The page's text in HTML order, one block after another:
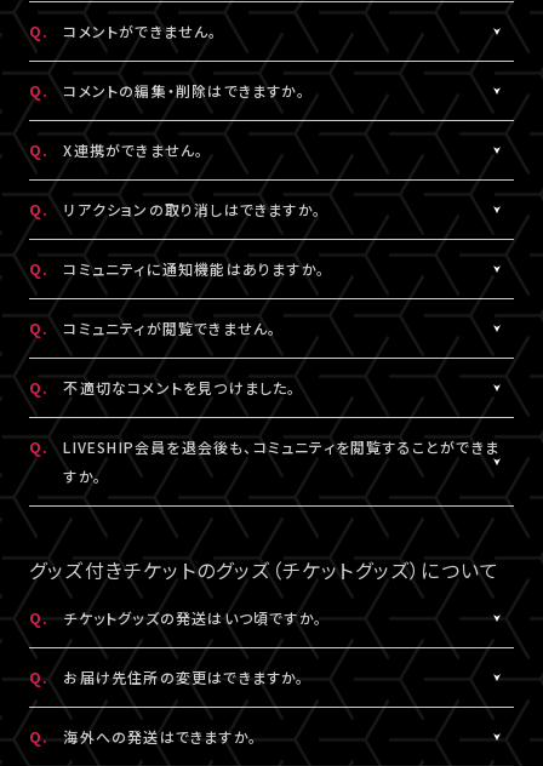
※ポイントを他人に譲渡したり、別のA!-IDでの保有ポイントと合
算してご使用いただく事はできません。
※正しくお支払いいただけなかった場合、付与したポイントを回収
させていただく場合がございます。
異なります。
また、コミュニティごと（配信ごと）に、コンテンツの内容や投稿頻
度などは異なります。予めご了承ください。
ンをすることができます。
また、他のユーザーのコメントに対してもリアクションをすること
ができます。
A.
コメントをするには、ニックネームの設定が必要です。
ニックネームは「マイページ」内「投稿設定」にて登録・変更が可能
です。
絵文字・機種依存文字等が含まれている場合は登録できませんの
でご注意ください。
なお、ユーザーがニックネームを変更した場合であっても、過去の
コメントのニックネームは変更されず、変更前のニックネームが表
示されます。
※ニックネームの登録・編集は配信視聴ページからも設定いただ
けます。
※チャット機能が設定されている配信では、コミュニティ機能とチ
ャット機能のニックネーム設定は連動されます。
Q. コメントができません。
A. コミュニティ機能ガイドラインに反している可能性がございます。
入力内容を変更してもコメントができない場合は
こちら
にお問い合
わせください。
Q. コメントの編集・削除はできますか。
A.
ご自身のコメントは「削除する」より削除することができます。
ただし、一度投稿済みのコメントを編集することはできません。編
集したい場合は、投稿済みのコメントを削除してから新たにコメン
トしていただく必要がございます。
Q. X連携ができません。
A.
X連携は「マイページ」内「投稿設定」にて設定が可能です。
詳しくは こちらをご確認ください。
※X連携は配信視聴ページからも設定いただけます。
※公演によってはX連携をご利用いただけない場合があります。
Q. リアクションの取り消しはできますか。
A.
ご自身でつけたリアクションは再度「♡」を押していただくことで取
り消しすることができます。
Q. コミュニティに通知機能はありますか。
A.
現在、通知機能はございません。
コンテンツの投稿、コメント、リアクションはユーザーへ通知され
ません。
Q. コミュニティが閲覧できません。
A.
コミュニティが表示されない場合は、コミュニティ機能実施期間外
であるか、対象外の視聴チケットを購入されている可能性がありま
コミュニティの実施有無や、実施期間については、各公演のチケッ
ト販売ページなどでご確認ください。
Q. 不適切なコメントを見つけました。
コミュニティ機能ガイドラインに反するコメントなどを見つけた場
合は、コメント内の「報告する」ボタンより管理者に報告をすること
ができます。
なお、通報機能は報告された当該コメントの削除を保証するもの
ではございません。
Q.
LIVESHIP会員を退会後も、コミュニティを閲覧することができま
すか。
A.
LIVESHIP会員を退会された場合は、コミュニティ機能提供期間内
であってもご利用・閲覧いただけなくなります。
なお、過去のコメント・リアクション及びニックネームは、LIVESHIP
会員を退会された場合でも引き続きコミュニティに掲載されます。
予めご了承ください。
グッズ付きチケットのグッズ（チケットグッズ）について
Q. チケットグッズの発送はいつ頃ですか。
A.
公演・券種により異なります。
「マイページ」内「チケット購入情報」にて発送状況の確認ができま
す。
※チケットグッズの発送後、「チケットグッズ発送完了のお知らせ」
Q. お届け先住所の変更はできますか。
A.
購入後、「マイページ」内「チケット購入情報」にて、配送状況が「出
荷準備前」の場合に変更が可能です。
Q. 海外への発送はできますか。